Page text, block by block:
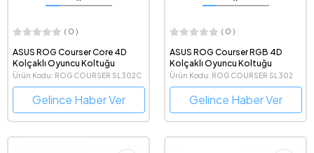
( 0 )
ASUS ROG Courser Core 4D
Kolçaklı Oyuncu Koltuğu
Ürün Kodu: ROG COURSER SL302C
Gelince Haber Ver
( 0 )
ASUS ROG Courser RGB 4D
Kolçaklı Oyuncu Koltuğu
Ürün Kodu: ROG COURSER SL302
Gelince Haber Ver